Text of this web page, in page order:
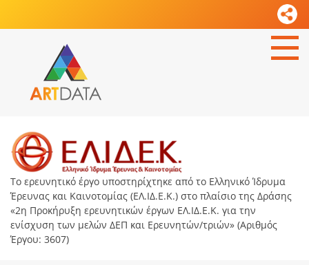
Το ερευνητικό έργο υποστηρίχτηκε από το Ελληνικό Ίδρυμα
Έρευνας και Καινοτομίας (ΕΛ.ΙΔ.Ε.Κ.) στο πλαίσιο της Δράσης
«2η Προκήρυξη ερευνητικών έργων ΕΛ.ΙΔ.Ε.Κ. για την
ενίσχυση των μελών ΔΕΠ και Ερευνητών/τριών» (Αριθμός
Έργου: 3607)